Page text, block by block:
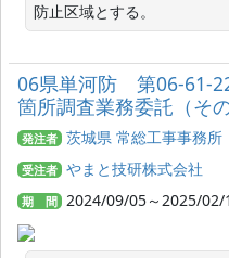
06県単河防 第06-61-
箇所調査業務委託（その
発注者 茨城県 常総工事事務所
受注者 やまと技研株式会社
期 間 2024/09/05～2025/02/